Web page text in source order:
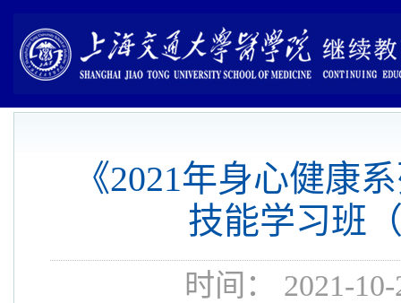
《2021年身心健康
技能学习班
时间： 2021-